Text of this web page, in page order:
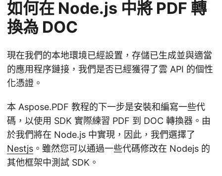
如何在 Node.js 中將 PDF 轉
換為 DOC
現在我們的本地環境已經設置，存儲已生成並與適當
的應用程序鏈接，我們是否已經獲得了雲 API 的個性
化憑證。
本 Aspose.PDF 教程的下一步是安裝和編寫一些代
碼，以使用 SDK 實際練習 PDF 到 DOC 轉換器。由
於我們將在 Node.js 中實現，因此，我們選擇了
Nestjs 。雖然您可以通過一些代碼修改在 Nodejs 的
其他框架中測試 SDK。